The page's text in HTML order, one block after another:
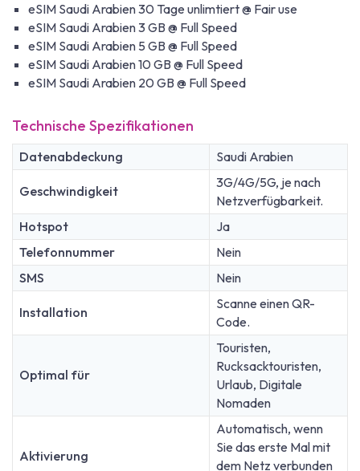
eSIM Saudi Arabien 30 Tage unlimtiert @ Fair use
eSIM Saudi Arabien 3 GB @ Full Speed
eSIM Saudi Arabien 5 GB @ Full Speed
eSIM Saudi Arabien 10 GB @ Full Speed
eSIM Saudi Arabien 20 GB @ Full Speed
Technische Spezifikationen
Datenabdeckung Saudi Arabien
Geschwindigkeit
3G/4G/5G, je nach
Netzverfügbarkeit.
Hotspot
Ja
Telefonnummer
Nein
SMS
Nein
Installation
Scanne einen QR-
Code.
Optimal für
Touristen,
Rucksacktouristen,
Urlaub, Digitale
Nomaden
Aktivierung
Automatisch, wenn
Sie das erste Mal mit
dem Netz verbunden